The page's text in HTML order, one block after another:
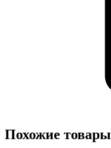
Похожие товары